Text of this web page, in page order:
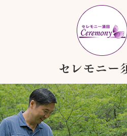
花みずき会館について